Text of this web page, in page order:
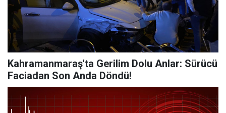
Kahramanmaraş'ta Gerilim Dolu Anlar: Sürücü
Faciadan Son Anda Döndü!